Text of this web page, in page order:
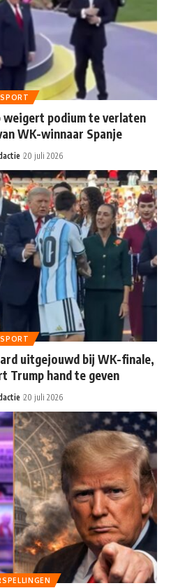
SPORT
weigert podium te verlaten
WK-winnaar Spanje
20 juli 2026
SPORT
uitgejouwd bij WK-finale,
Trump hand te geven
20 juli 2026